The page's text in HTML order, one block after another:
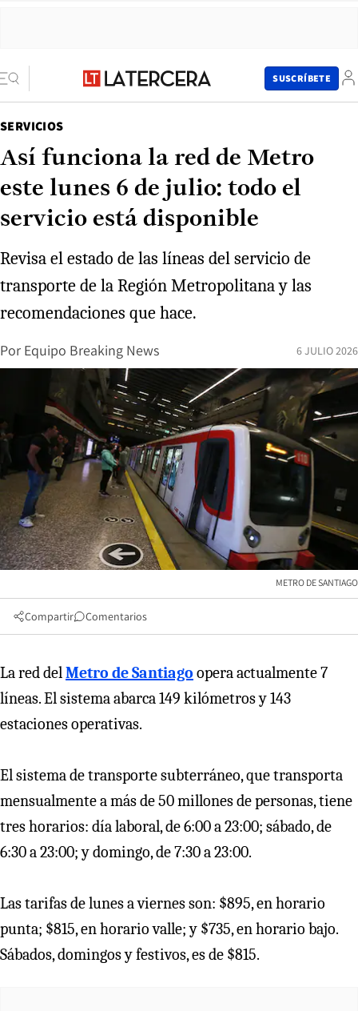
SUSCRÍBETE
SERVICIOS
Así funciona la red de Metro
este lunes 6 de julio: todo el
servicio está disponible
Revisa el estado de las líneas del servicio de
transporte de la Región Metropolitana y las
recomendaciones que hace.
Por Equipo Breaking News 6 JULIO 2026
METRO DE SANTIAGO
Compartir Comentarios
La red delMetro de Santiago opera actualmente 7
líneas. El sistema abarca 149 kilómetros y 143
estaciones operativas.
El sistema de transporte subterráneo, que transporta
mensualmente a más de 50 millones de personas, tiene
tres horarios: día laboral, de 6:00 a 23:00; sábado, de
6:30 a 23:00; y domingo, de 7:30 a 23:00.
Las tarifas de lunes a viernes son: $895, en horario
punta; $815, en horario valle; y $735, en horario bajo.
Sábados, domingos y festivos, es de $815.